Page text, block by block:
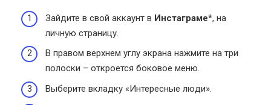
Зайдите в свой аккаунт в Инстаграме*, на
личную страницу.
В правом верхнем углу экрана нажмите на три
полоски – откроется боковое меню.
Выберите вкладку «Интересные люди».